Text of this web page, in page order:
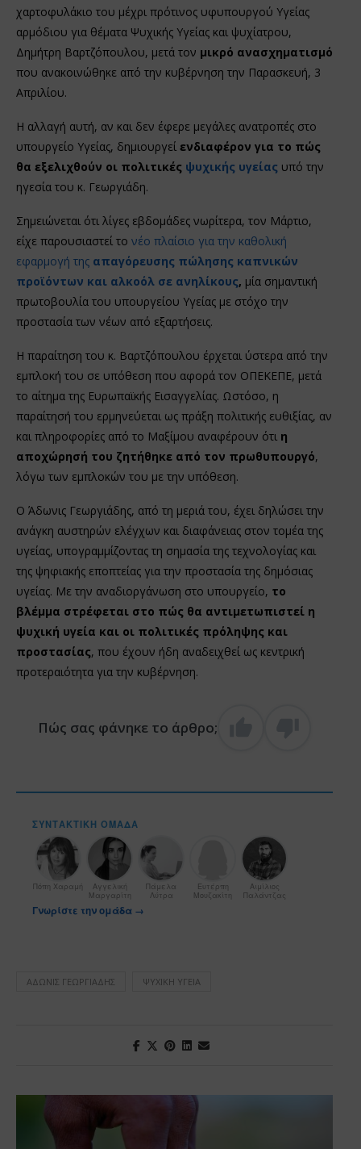
χαρτοφυλάκιο του μέχρι πρότινος υφυπουργού Υγείας
αρμόδιου για θέματα Ψυχικής Υγείας και ψυχίατρου,
Δημήτρη Βαρτζόπουλου, μετά τον μικρό ανασχηματισμό
που ανακοινώθηκε από την κυβέρνηση την Παρασκευή, 3
Απριλίου.
Η αλλαγή αυτή, αν και δεν έφερε μεγάλες ανατροπές στο
υπουργείο Υγείας, δημιουργεί ενδιαφέρον για το πώς
θα εξελιχθούν οι πολιτικές ψυχικής υγείας υπό την
ηγεσία του κ. Γεωργιάδη.
Σημειώνεται ότι λίγες εβδομάδες νωρίτερα, τον Μάρτιο,
είχε παρουσιαστεί το νέο πλαίσιο για την καθολική
εφαρμογή της απαγόρευσης πώλησης καπνικών
προϊόντων και αλκοόλ σε ανηλίκους, μία σημαντική
πρωτοβουλία του υπουργείου Υγείας με στόχο την
προστασία των νέων από εξαρτήσεις.
Η παραίτηση του κ. Βαρτζόπουλου έρχεται ύστερα από την
εμπλοκή του σε υπόθεση που αφορά τον ΟΠΕΚΕΠΕ, μετά
το αίτημα της Ευρωπαϊκής Εισαγγελίας. Ωστόσο, η
παραίτησή του ερμηνεύεται ως πράξη πολιτικής ευθιξίας, αν
και πληροφορίες από το Μαξίμου αναφέρουν ότι η
αποχώρησή του ζητήθηκε από τον πρωθυπουργό,
λόγω των εμπλοκών του με την υπόθεση.
Ο Άδωνις Γεωργιάδης, από τη μεριά του, έχει δηλώσει την
ανάγκη αυστηρών ελέγχων και διαφάνειας στον τομέα της
υγείας, υπογραμμίζοντας τη σημασία της τεχνολογίας και
της ψηφιακής εποπτείας για την προστασία της δημόσιας
υγείας. Με την αναδιοργάνωση στο υπουργείο, το
βλέμμα στρέφεται στο πώς θα αντιμετωπιστεί η
ψυχική υγεία και οι πολιτικές πρόληψης και
προστασίας, που έχουν ήδη αναδειχθεί ως κεντρική
προτεραιότητα για την κυβέρνηση.
Πώς σας φάνηκε το άρθρο;
ΣΥΝΤΑΚΤΙΚΉ ΟΜΆΔΑ
Πόπη Χαραμή
Αγγελική
Μαργαρίτη
Πάμελα
Λύτρα
Ευτέρπη
Μουζακίτη
Αιμίλιος
Παλάντζας
Γνωρίστε την ομάδα →
ΆΔΩΝΙΣ ΓΕΩΡΓΙΆΔΗΣ ΨΥΧΙΚΉ ΥΓΕΊΑ